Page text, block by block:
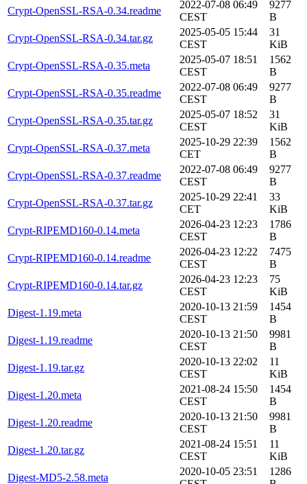
Crypt-OpenSSL-RSA-0.34.readme
2022-07-08 06:49
CEST
9277
B
Crypt-OpenSSL-RSA-0.34.tar.gz
2025-05-05 15:44
CEST
31
KiB
Crypt-OpenSSL-RSA-0.35.meta
2025-05-07 18:51
CEST
1562
B
Crypt-OpenSSL-RSA-0.35.readme
2022-07-08 06:49
CEST
9277
B
Crypt-OpenSSL-RSA-0.35.tar.gz
2025-05-07 18:52
CEST
31
KiB
Crypt-OpenSSL-RSA-0.37.meta
2025-10-29 22:39
CET
1562
B
Crypt-OpenSSL-RSA-0.37.readme
2022-07-08 06:49
CEST
9277
B
Crypt-OpenSSL-RSA-0.37.tar.gz
2025-10-29 22:41
CET
33
KiB
Crypt-RIPEMD160-0.14.meta
2026-04-23 12:23
CEST
1786
B
Crypt-RIPEMD160-0.14.readme
2026-04-23 12:22
CEST
7475
B
Crypt-RIPEMD160-0.14.tar.gz
2026-04-23 12:23
CEST
75
KiB
Digest-1.19.meta
2020-10-13 21:59
CEST
1454
B
Digest-1.19.readme
2020-10-13 21:50
CEST
9981
B
Digest-1.19.tar.gz
2020-10-13 22:02
CEST
11
KiB
Digest-1.20.meta
2021-08-24 15:50
CEST
1454
B
Digest-1.20.readme
2020-10-13 21:50
CEST
9981
B
Digest-1.20.tar.gz
2021-08-24 15:51
CEST
11
KiB
Digest-MD5-2.58.meta
2020-10-05 23:51
1286